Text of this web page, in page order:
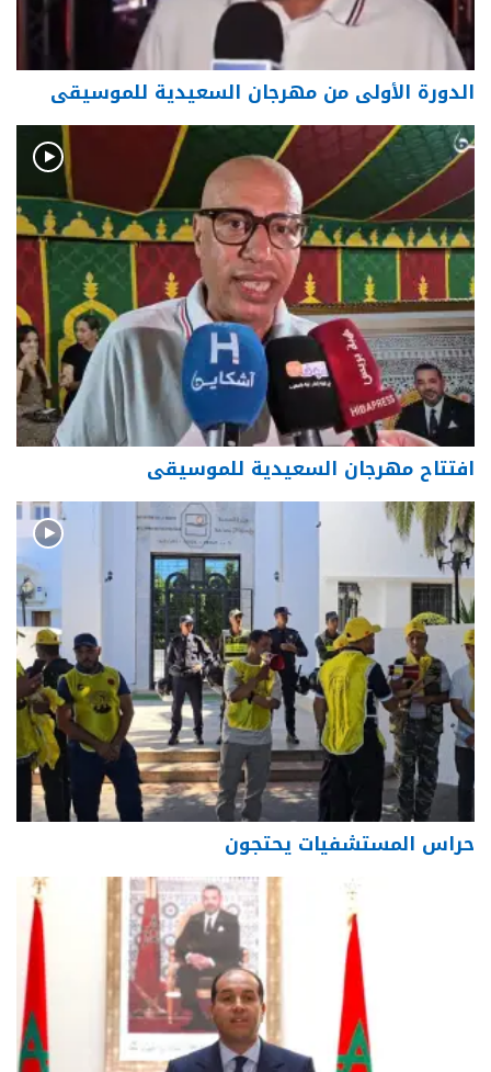
الدورة الأولى من مهرجان السعيدية للموسيقى
افتتاح مهرجان السعيدية للموسيقى
حراس المستشفيات يحتجون